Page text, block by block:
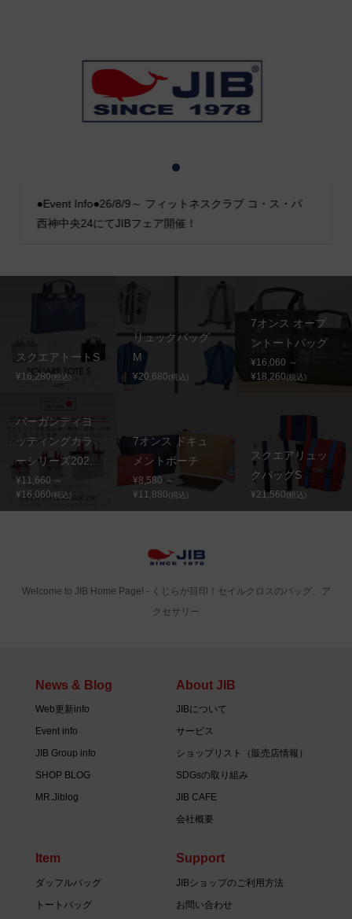
●Event Info●26/8/9～ フィットネスクラブ コ・ス・パ
西神中央24にてJIBフェア開催！
2
スクエアトートS
¥16,280(税込)
リュックバッグ
M
¥20,680(税込)
7オンス オープ
ントートバッグ
¥16,060 ～
¥18,260(税込)
バーガンディヨ
ッティングカラ
ーシリーズ202...
¥11,660 ～
¥16,060(税込)
7オンス ドキュ
メントポーチ
¥8,580 ～
¥11,880(税込)
スクエアリュッ
クバッグS
¥21,560(税込)
Welcome to JIB Home Page! ‐ くじらが目印！セイルクロスのバッグ、ア
クセサリー
News & Blog
Web更新info
Event info
JIB Group info
SHOP BLOG
MR.Jiblog
About JIB
JIBについて
サービス
ショップリスト（販売店情報）
SDGsの取り組み
JIB CAFE
会社概要
Item
ダッフルバッグ
トートバッグ
Support
JIBショップのご利用方法
お問い合わせ